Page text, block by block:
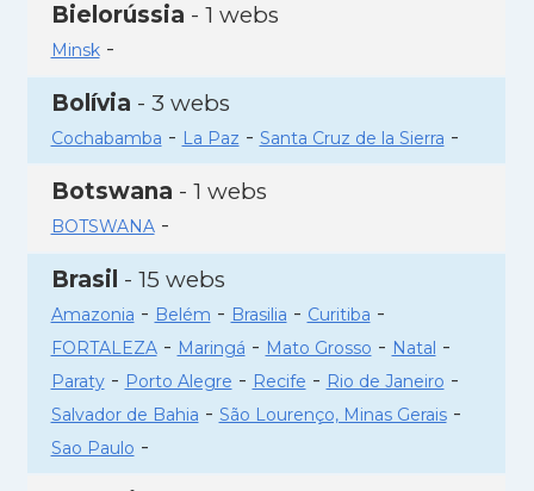
Bielorússia - 1 webs
Minsk-
Bolívia - 3 webs
Cochabamba - La Paz - Santa Cruz de la Sierra -
Botswana - 1 webs
BOTSWANA-
Brasil - 15 webs
Amazonia - Belém - Brasilia - Curitiba -
FORTALEZA- Maringá - Mato Grosso - Natal -
Paraty- Porto Alegre - Recife - Rio de Janeiro -
Salvador de Bahia - São Lourenço, Minas Gerais-
Sao Paulo -